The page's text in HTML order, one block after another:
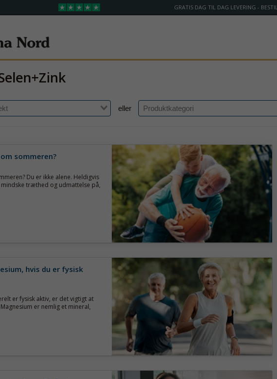
GRATIS DAG TIL DAG LEVERING -
eller
sommeren?
Du er ikke alene. Heldigvis
træthed og udmattelse på,
hvis du er fysisk
er fysisk aktiv, er det vigtigt at
er nemlig et mineral,